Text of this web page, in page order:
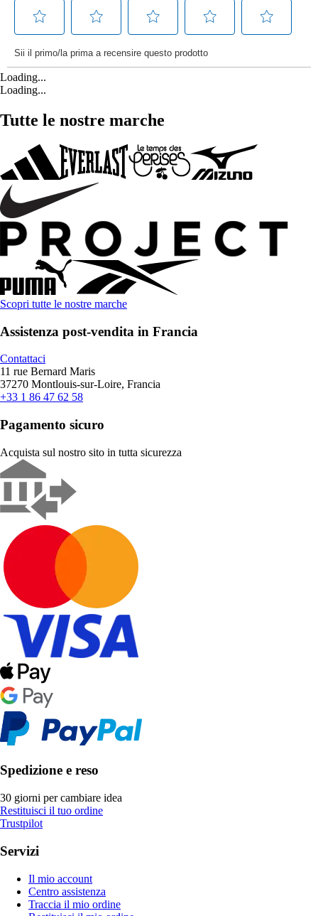
Loading...
Loading...
Tutte le nostre marche
Scopri tutte le nostre marche
Assistenza post-vendita in Francia
Contattaci
11 rue Bernard Maris
37270 Montlouis-sur-Loire, Francia
+33 1 86 47 62 58
Pagamento sicuro
Acquista sul nostro sito in tutta sicurezza
Spedizione e reso
30 giorni per cambiare idea
Restituisci il tuo ordine
Trustpilot
Servizi
Il mio account
Centro assistenza
Traccia il mio ordine